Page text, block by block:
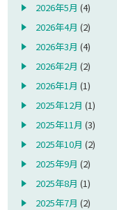
2026年5月 (4)
2026年4月 (2)
2026年3月 (4)
2026年2月 (2)
2026年1月 (1)
2025年12月 (1)
2025年11月 (3)
2025年10月 (2)
2025年9月 (2)
2025年8月 (1)
2025年7月 (2)